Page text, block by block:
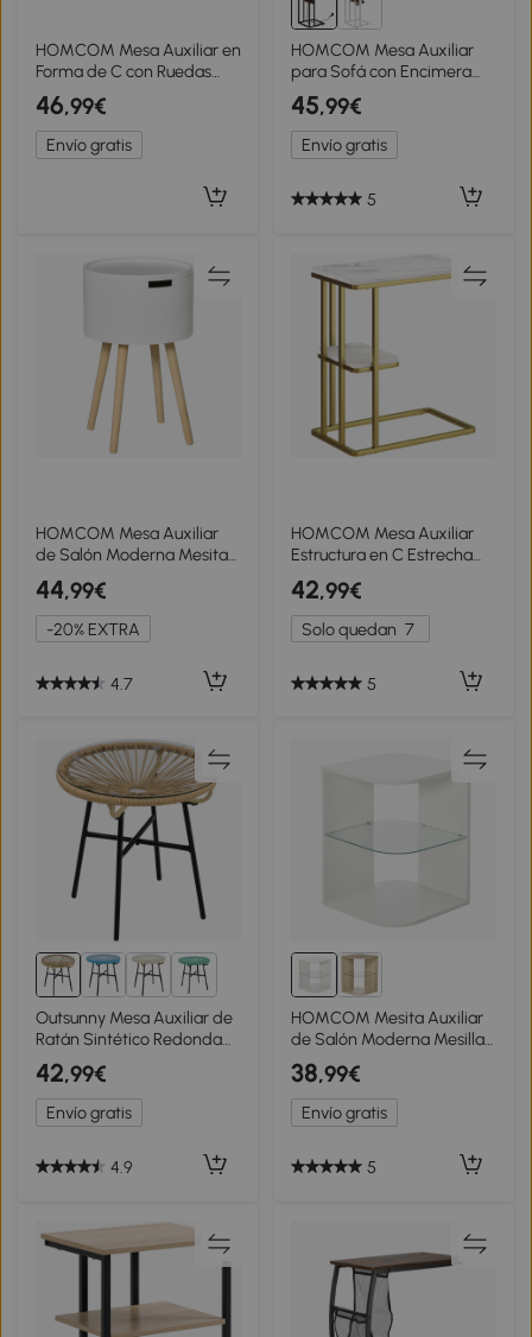
HOMCOM Mesa Auxiliar en
Forma de C con Ruedas
Bandeja Superior y Estante
Inferior para Sofá o Cama
52x34x60 cm Marrón y
Negro
46,99€
Envío gratis
HOMCOM Mesa Auxiliar
para Sofá con Encimera
Plegable Estación de Carga
y Patas Ajustables para
Espacios Pequeños Marrón
45,99€
Envío gratis
5
HOMCOM Mesa Auxiliar
de Salón Moderna Mesita
de Noche con Tapa
Extraíble Espacio de
Almacenamiento y Patas
de Madera para
Ø38x63 cm Blanco
44,99€
-20% EXTRA
4.7
HOMCOM Mesa Auxiliar
Estructura en C Estrecha
con Estante Mesita de
Noche Moderna
50x30x57,5 cm Blanco
Efecto Mármol
42,99€
Solo quedan 7
5
1+
Outsunny Mesa Auxiliar de
Ratán Sintético Redonda
para Exteriores con
Encimera de Vidrio
Templado Ø50x50 cm
Beige
42,99€
Envío gratis
4.9
HOMCOM Mesita Auxiliar
de Salón Moderna Mesilla
de Noche con 3 Estantes
Tablero de Cristal Mesita
de Café para Sala de Estar
Dormitorio 40x40x56 cm
38,99€
Envío gratis
5